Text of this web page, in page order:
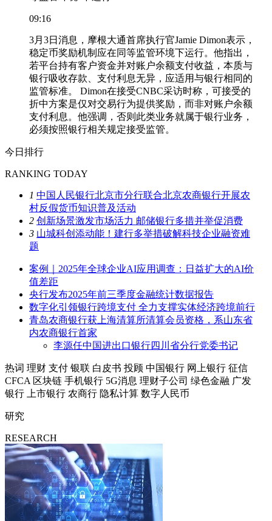
09:16
3月3日消息，摩根大通首席执行官Jamie Dimon表示，
稳定币奖励机制应在同等监管环境下运行。他指出，
若平台持有客户资金并对账户余额支付收益，本质与
银行吸收存款、支付利息无异，应适用与银行相同的
监管标准。 Dimon在接受CNBC采访时称，可接受的
折中方案是仅对交易行为提供奖励，而非对账户余额
支付利息。他强调，否则此类业务就属于银行业务，
必须按照银行相关规定接受监管。
今日排行
RANKING TODAY
1 中国人民银行北京市分行联合北京农商银行开展农
村反假货币知识普及活动
2 创新场景激发市场活力 邮储银行多措并举促消费
3 山城科创添动能！建行多举措破解科技企业融资难
题
案例｜2025年全球企业AI应用调查：日益扩大的AI价
值差距
央行发布2025年前三季度金融统计数据报告
数字化引领银行跨境支付 全力支撑实体经济跨境前行
青岛农商银行获上海清算所清算会员资格，系山东省
内农商银行首家
李源任中国进出口银行四川省分行党委书记
热词 理财 支付 银联 白皮书 投顾 中国银行 网上银行 征信
CFCA 区块链 手机银行 5G消息 理财子公司 绿色金融 广发
银行
上市银行 农商行 隐私计算 数字人民币
研究
RESEARCH